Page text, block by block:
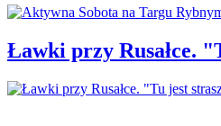
Ławki przy Rusałce.